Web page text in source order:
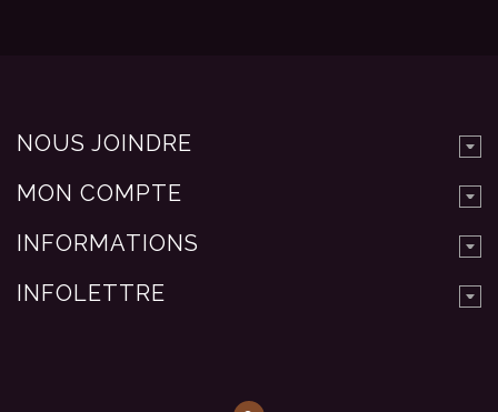
NOUS JOINDRE
MON COMPTE
INFORMATIONS
INFOLETTRE